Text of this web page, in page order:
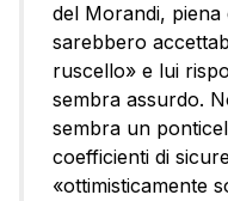
del Morandi,
sarebbero
ruscello» e lui
sembra assurdo.
sembra un
coefficienti di
«ottimisticamente